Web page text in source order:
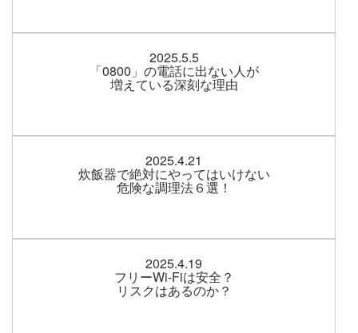
2025.5.5
「0800」の電話に出ない人が
増えている深刻な理由
2025.4.21
炊飯器で絶対にやってはいけない
危険な調理法６選！
2025.4.19
フリーWi-Fiは安全？
リスクはあるのか？